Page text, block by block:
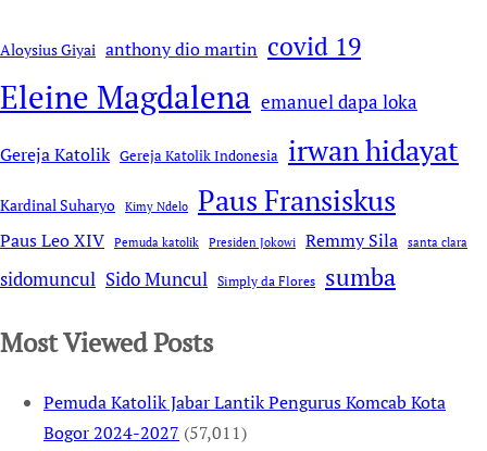
Aloysius Giyai anthony dio martin covid 19
Eleine Magdalena emanuel dapa loka
Gereja Katolik Gereja Katolik Indonesia irwan hidayat
Kardinal Suharyo Kimy Ndelo Paus Fransiskus
Paus Leo XIV Pemuda katolik Presiden Jokowi Remmy Sila santa clara
sidomuncul Sido Muncul Simply da Flores sumba
Most Viewed Posts
Pemuda Katolik Jabar Lantik Pengurus Komcab Kota
Bogor 2024-2027 (57,011)